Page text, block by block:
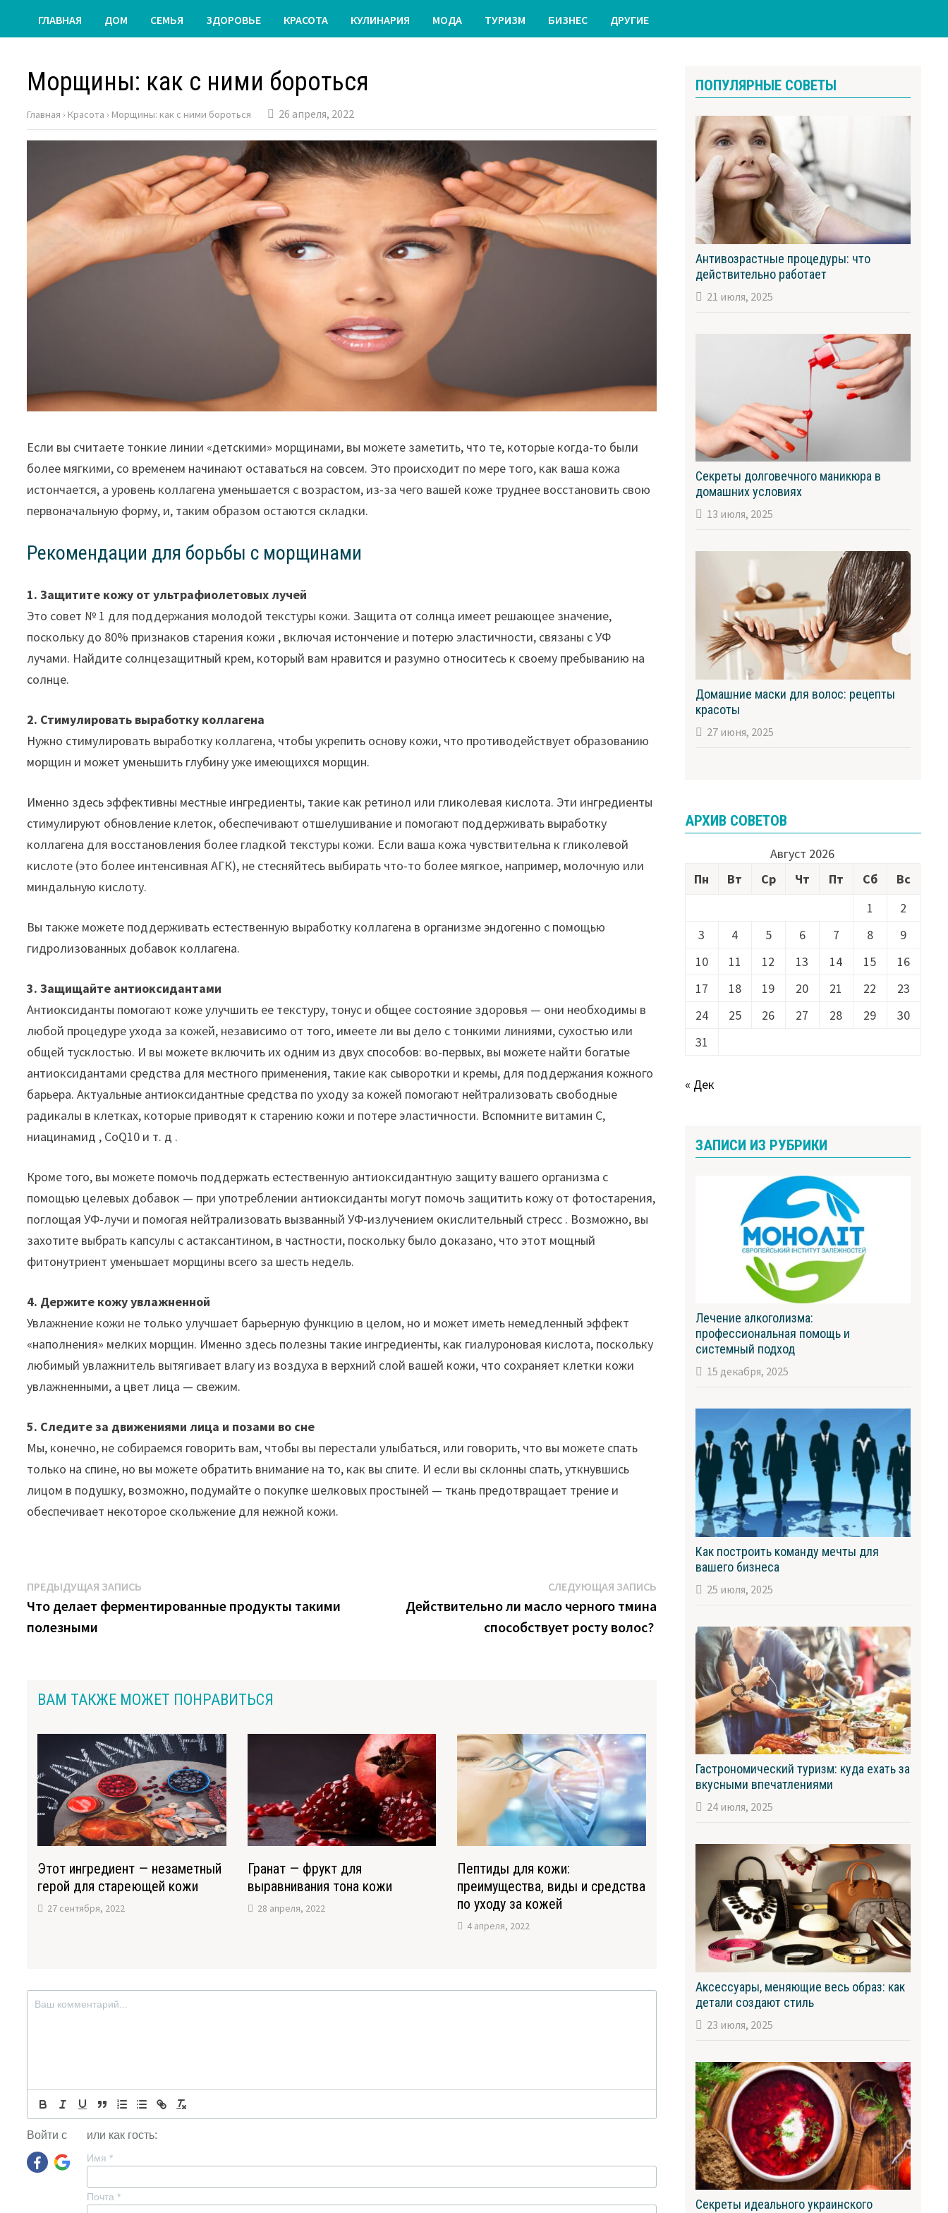
ГЛАВНАЯ ДОМ СЕМЬЯ ЗДОРОВЬЕ КРАСОТА КУЛИНАРИЯ МОДА ТУРИЗМ БИЗНЕС ДРУГИЕ
Морщины: как с ними бороться
Главная › Красота › Морщины: как с ними бороться 26 апреля, 2022
Если вы считаете тонкие линии «детскими» морщинами, вы можете заметить, что те, которые когда-то были
более мягкими, со временем начинают оставаться на совсем. Это происходит по мере того, как ваша кожа
истончается, а уровень коллагена уменьшается с возрастом, из-за чего вашей коже труднее восстановить свою
первоначальную форму, и, таким образом остаются складки.
Рекомендации для борьбы с морщинами
1. Защитите кожу от ультрафиолетовых лучей
Это совет № 1 для поддержания молодой текстуры кожи. Защита от солнца имеет решающее значение,
поскольку до 80% признаков старения кожи , включая истончение и потерю эластичности, связаны с УФ
лучами. Найдите солнцезащитный крем, который вам нравится и разумно относитесь к своему пребыванию на
солнце.
2. Стимулировать выработку коллагена
Нужно стимулировать выработку коллагена, чтобы укрепить основу кожи, что противодействует образованию
морщин и может уменьшить глубину уже имеющихся морщин.
Именно здесь эффективны местные ингредиенты, такие как ретинол или гликолевая кислота. Эти ингредиенты
стимулируют обновление клеток, обеспечивают отшелушивание и помогают поддерживать выработку
коллагена для восстановления более гладкой текстуры кожи. Если ваша кожа чувствительна к гликолевой
кислоте (это более интенсивная АГК), не стесняйтесь выбирать что-то более мягкое, например, молочную или
миндальную кислоту.
Вы также можете поддерживать естественную выработку коллагена в организме эндогенно с помощью
гидролизованных добавок коллагена.
3. Защищайте антиоксидантами
Антиоксиданты помогают коже улучшить ее текстуру, тонус и общее состояние здоровья — они необходимы в
любой процедуре ухода за кожей, независимо от того, имеете ли вы дело с тонкими линиями, сухостью или
общей тусклостью. И вы можете включить их одним из двух способов: во-первых, вы можете найти богатые
антиоксидантами средства для местного применения, такие как сыворотки и кремы, для поддержания кожного
барьера. Актуальные антиоксидантные средства по уходу за кожей помогают нейтрализовать свободные
радикалы в клетках, которые приводят к старению кожи и потере эластичности. Вспомните витамин С,
ниацинамид , CoQ10 и т. д .
Кроме того, вы можете помочь поддержать естественную антиоксидантную защиту вашего организма с
помощью целевых добавок — при употреблении антиоксиданты могут помочь защитить кожу от фотостарения,
поглощая УФ-лучи и помогая нейтрализовать вызванный УФ-излучением окислительный стресс . Возможно, вы
захотите выбрать капсулы с астаксантином, в частности, поскольку было доказано, что этот мощный
фитонутриент уменьшает морщины всего за шесть недель.
4. Держите кожу увлажненной
Увлажнение кожи не только улучшает барьерную функцию в целом, но и может иметь немедленный эффект
«наполнения» мелких морщин. Именно здесь полезны такие ингредиенты, как гиалуроновая кислота, поскольку
любимый увлажнитель вытягивает влагу из воздуха в верхний слой вашей кожи, что сохраняет клетки кожи
увлажненными, а цвет лица — свежим.
5. Следите за движениями лица и позами во сне
Мы, конечно, не собираемся говорить вам, чтобы вы перестали улыбаться, или говорить, что вы можете спать
только на спине, но вы можете обратить внимание на то, как вы спите. И если вы склонны спать, уткнувшись
лицом в подушку, возможно, подумайте о покупке шелковых простыней — ткань предотвращает трение и
обеспечивает некоторое скольжение для нежной кожи.
Навигация
по
ПРЕДЫДУЩАЯ ЗАПИСЬ
запись:
Что делает ферментированные продукты такими
полезными
СЛЕДУЮЩАЯ ЗАПИСЬСледующая
запись:
Действительно ли масло черного тмина
способствует росту волос?
ВАМ ТАКЖЕ МОЖЕТ ПОНРАВИТЬСЯ
Этот ингредиент — незаметный
герой для стареющей кожи
27 сентября, 2022
Гранат — фрукт для
выравнивания тона кожи
28 апреля, 2022
Пептиды для кожи:
преимущества, виды и средства
по уходу за кожей
4 апреля, 2022
Войти с или как гость:
Имя *
Почта *
ПОПУЛЯРНЫЕ СОВЕТЫ
Антивозрастные процедуры: что
действительно работает
21 июля, 2025
Секреты долговечного маникюра в
домашних условиях
13 июля, 2025
Домашние маски для волос: рецепты
красоты
27 июня, 2025
АРХИВ СОВЕТОВ
Август 2026
Пн
Вт Ср Чт Пт Сб
Вс
1
2
3
4 5 6 7 8
9
10
11 12 13 14 15
16
17
18 19 20 21 22
23
24
25 26 27 28 29
30
31
« Дек
ЗАПИСИ ИЗ РУБРИКИ
Лечение алкоголизма:
профессиональная помощь и
системный подход
15 декабря, 2025
Как построить команду мечты для
вашего бизнеса
25 июля, 2025
Гастрономический туризм: куда ехать за
вкусными впечатлениями
24 июля, 2025
Аксессуары, меняющие весь образ: как
детали создают стиль
23 июля, 2025
Секреты идеального украинского